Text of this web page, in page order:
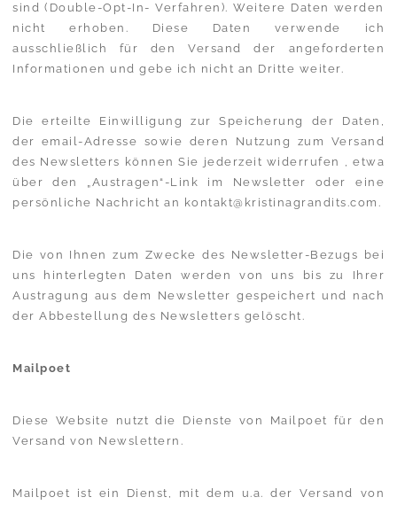
sind (Double-Opt-In- Verfahren). Weitere Daten werden
nicht erhoben. Diese Daten verwende ich
ausschließlich für den Versand der angeforderten
Informationen und gebe ich nicht an Dritte weiter.
Die erteilte Einwilligung zur Speicherung der Daten,
der email-Adresse sowie deren Nutzung zum Versand
des Newsletters können Sie jederzeit widerrufen , etwa
über den „Austragen“-Link im Newsletter oder eine
persönliche Nachricht an kontakt@kristinagrandits.com.
Die von Ihnen zum Zwecke des Newsletter-Bezugs bei
uns hinterlegten Daten werden von uns bis zu Ihrer
Austragung aus dem Newsletter gespeichert und nach
der Abbestellung des Newsletters gelöscht.
Mailpoet
Diese Website nutzt die Dienste von Mailpoet für den
Versand von Newslettern.
Mailpoet ist ein Dienst, mit dem u.a. der Versand von